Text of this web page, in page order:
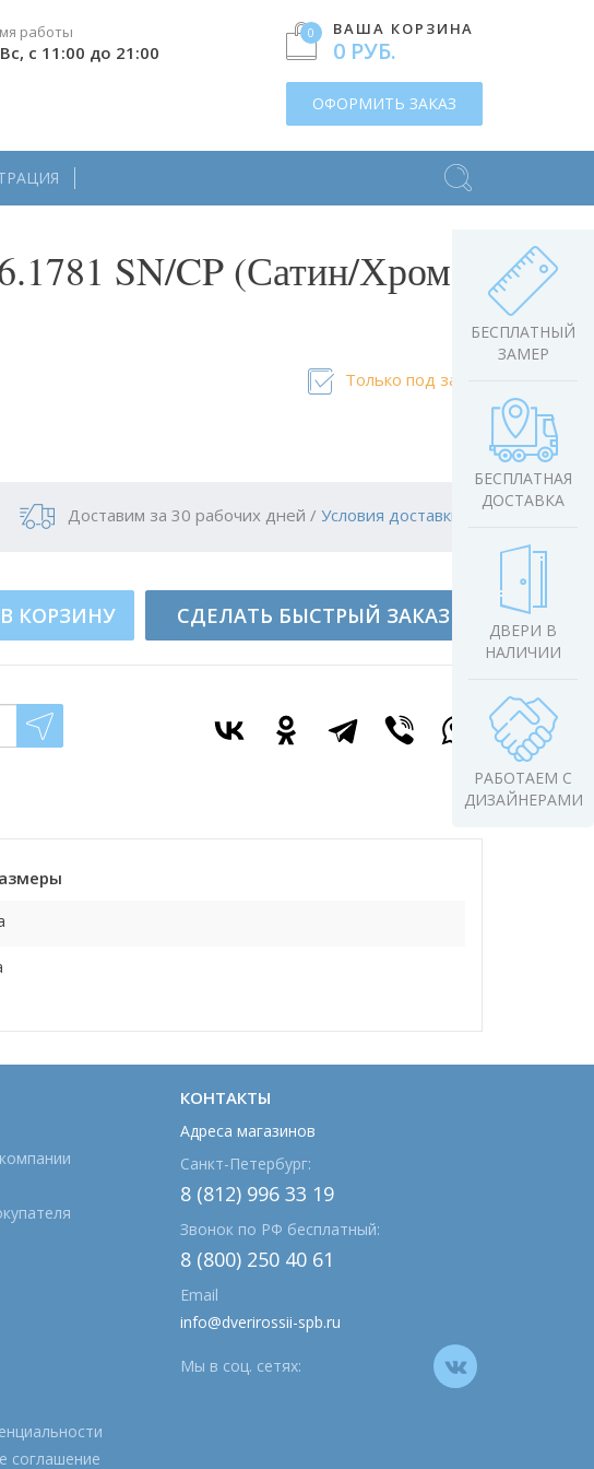
0 ВАША КОРЗИНА
0 РУБ.
ОФОРМИТЬ ЗАКАЗ
работы
с 11:00 до 21:00
БЕСПЛАТНЫЙ
ЗАМЕР
БЕСПЛАТНАЯ
ДОСТАВКА
ДВЕРИ В
НАЛИЧИИ
РАБОТАЕМ С
ДИЗАЙНЕРАМИ
SN/CP (Сатин/Хром)
Только под заказ
Доставим за 30 рабочих дней / Условия доставки
В КОРЗИНУ СДЕЛАТЬ БЫСТРЫЙ ЗАКАЗ
соглашение
КОНТАКТЫ
Адреса магазинов
Санкт-Петербург:
8 (812) 996 33 19
Звонок по РФ бесплатный:
8 (800) 250 40 61
Email
info@dverirossii-spb.ru
Мы в соц. сетях: